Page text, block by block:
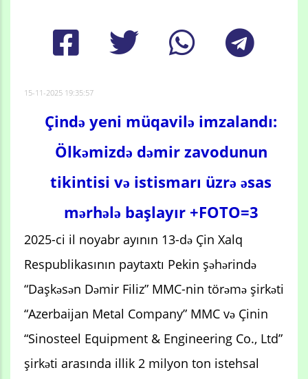
15-11-2025 19:35:57
Çində yeni müqavilə imzalandı:
Ölkəmizdə dəmir zavodunun
tikintisi və istismarı üzrə əsas
mərhələ başlayır +FOTO=3
2025-ci il noyabr ayının 13-də Çin Xalq
Respublikasının paytaxtı Pekin şəhərində
“Daşkəsən Dəmir Filiz” MMC-nin törəmə şirkəti
“Azerbaijan Metal Company” MMC və Çinin
“Sinosteel Equipment & Engineering Co., Ltd”
şirkəti arasında illik 2 milyon ton istehsal